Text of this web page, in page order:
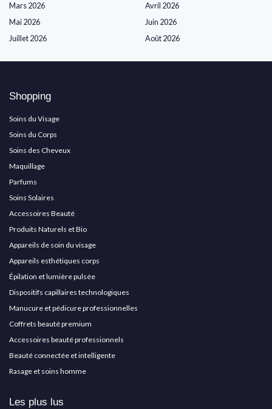
Mars 2026
Avril 2026
Mai 2026
Juin 2026
Juillet 2026
Août 2026
Shopping
Soins du Visage
Soins du Corps
Soins des Cheveux
Maquillage
Parfums
Soins Solaires
Accessoires Beauté
Produits Naturels et Bio
Appareils de soin du visage
Appareils esthétiques corps
Épilation et lumière pulsée
Dispositifs capillaires technologiques
Manucure et pédicure professionnelles
Coffrets beauté premium
Accessoires beauté professionnels
Beauté connectée et intelligente
Rasage et soins homme
Les plus lus